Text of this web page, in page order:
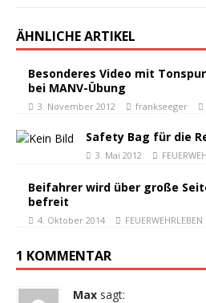
ÄHNLICHE ARTIKEL
Besonderes Video mit
bei MANV-Übung
3. November 2012 frankseeger
Safety Bag für die
3. Mai 2012
Beifahrer wird über große
befreit
4. Oktober 2014 FEUERWEHRLEBEN
1 KOMMENTAR
Max sagt: